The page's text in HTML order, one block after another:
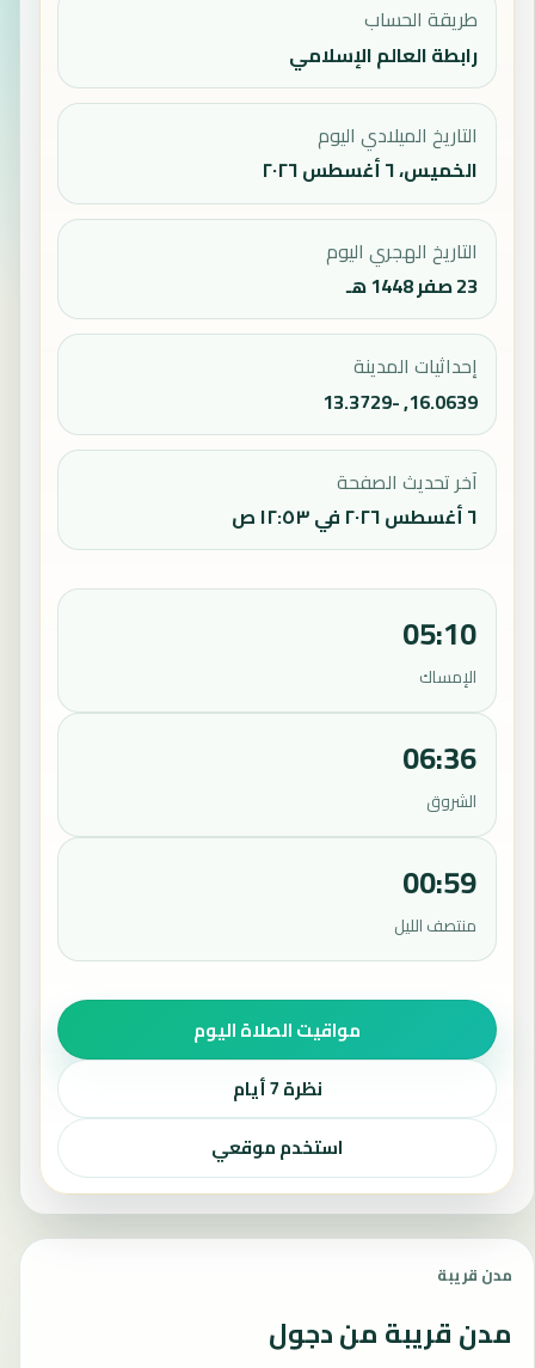
طريقة الحساب
رابطة العالم الإسلامي
التاريخ الميلادي اليوم
الخميس، ٦ أغسطس ٢٠٢٦
التاريخ الهجري اليوم
23 صفر 1448 هـ
إحداثيات المدينة
16.0639, -13.3729
آخر تحديث الصفحة
٦ أغسطس ٢٠٢٦ في ١٢:٥٣ ص
05:10
الإمساك
06:36
الشروق
00:59
منتصف الليل
مواقيت الصلاة اليوم
نظرة 7 أيام
استخدم موقعي
مدن قريبة
مدن قريبة من دجول